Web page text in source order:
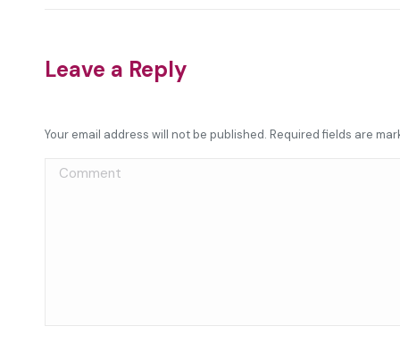
Leave a Reply
Your email address will not be published. Required fields are
Comment